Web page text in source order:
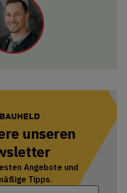
unseren
Angebote und
Tipps.